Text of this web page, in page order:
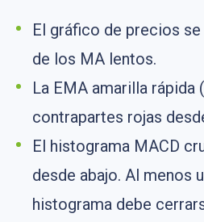
El gráfico de precios
de los MA lentos.
La EMA amarilla rápida
contrapartes rojas
El histograma MACD
desde abajo. Al menos
histograma debe